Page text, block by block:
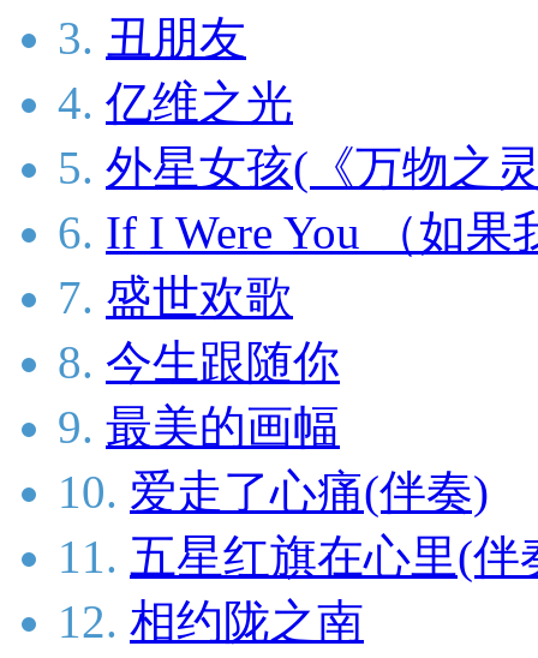
3. 丑朋友
4. 亿维之光
5. 外星女孩(《万物之
6. If I Were You （如
7. 盛世欢歌
8. 今生跟随你
9. 最美的画幅
10. 爱走了心痛(伴奏)
11. 五星红旗在心里(伴
12. 相约陇之南